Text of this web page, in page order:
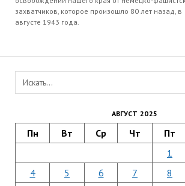
захватчиков, которое произошло 80 лет назад, в
августе 1943 года.
АВГУСТ 2025
Пн Вт Ср Чт Пт
1
4
5 6 7 8